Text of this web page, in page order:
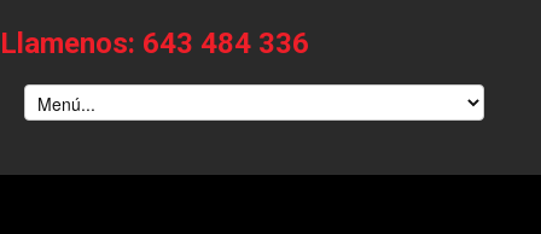
Llamenos: 643 484 336